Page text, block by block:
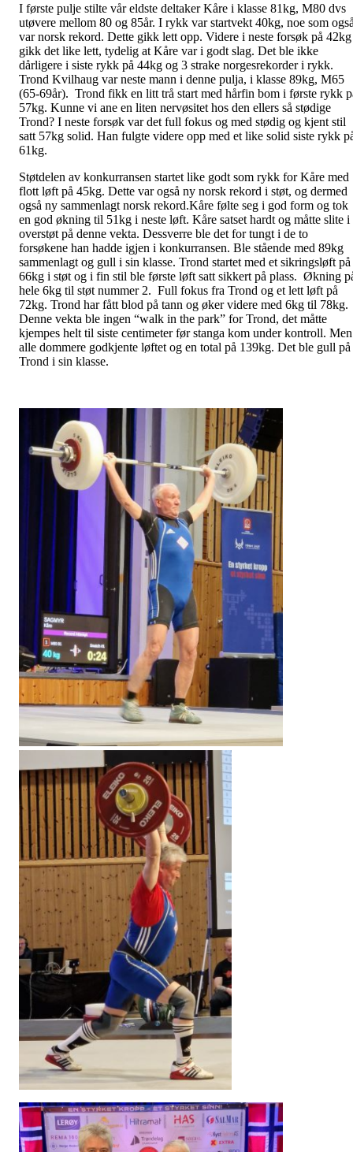
I første pulje stilte vår eldste deltaker Kåre i klasse 81kg, M80 dvs
utøvere mellom 80 og 85år. I rykk var startvekt 40kg, noe som
var norsk rekord. Dette gikk lett opp. Videre i neste forsøk på 42kg
gikk det like lett, tydelig at Kåre var i godt slag. Det ble ikke
dårligere i siste rykk på 44kg og 3 strake norgesrekorder i rykk.
Trond Kvilhaug var neste mann i denne pulja, i klasse 89kg, M65
(65-69år). Trond fikk en litt trå start med hårfin bom i første rykk
57kg. Kunne vi ane en liten nervøsitet hos den ellers så stødige
Trond? I neste forsøk var det full fokus og med stødig og kjent stil
satt 57kg solid. Han fulgte videre opp med et like solid siste rykk
61kg.
Støtdelen av konkurransen startet like godt som rykk for Kåre med
flott løft på 45kg. Dette var også ny norsk rekord i støt, og dermed
også ny sammenlagt norsk rekord.Kåre følte seg i god form og tok
en god økning til 51kg i neste løft. Kåre satset hardt og måtte slite i
overstøt på denne vekta. Dessverre ble det for tungt i de to
forsøkene han hadde igjen i konkurransen. Ble stående med 89kg
sammenlagt og gull i sin klasse. Trond startet med et sikringsløft på
66kg i støt og i fin stil ble første løft satt sikkert på plass. Økning
hele 6kg til støt nummer 2. Full fokus fra Trond og et lett løft på
72kg. Trond har fått blod på tann og øker videre med 6kg til 78kg.
Denne vekta ble ingen “walk in the park” for Trond, det måtte
kjempes helt til siste centimeter før stanga kom under kontroll. Men
alle dommere godkjente løftet og en total på 139kg. Det ble gull på
Trond i sin klasse.